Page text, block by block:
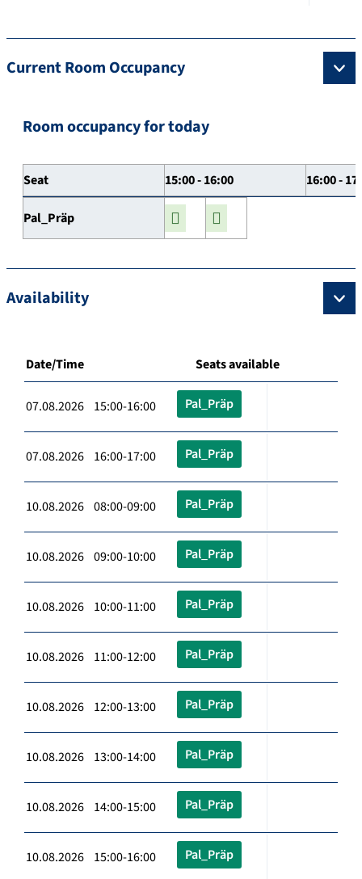
Current Room Occupancy
Room occupancy for today
Seat 15:00 - 16:00 16:00 -
Pal_Präp
Availability
Date/Time Seats available
07.08.2026 15:00-16:00 Pal_Präp
07.08.2026 16:00-17:00 Pal_Präp
10.08.2026 08:00-09:00 Pal_Präp
10.08.2026 09:00-10:00 Pal_Präp
10.08.2026 10:00-11:00 Pal_Präp
10.08.2026 11:00-12:00 Pal_Präp
10.08.2026 12:00-13:00 Pal_Präp
10.08.2026 13:00-14:00 Pal_Präp
10.08.2026 14:00-15:00 Pal_Präp
10.08.2026 15:00-16:00 Pal_Präp